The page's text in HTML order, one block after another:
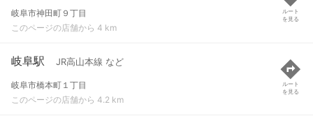
岐阜市神田町９丁目
このページの店舗から 4 km
ルート
を見る
岐阜駅 JR高山本線 など
岐阜市橋本町１丁目
このページの店舗から 4.2 km
ルート
を見る